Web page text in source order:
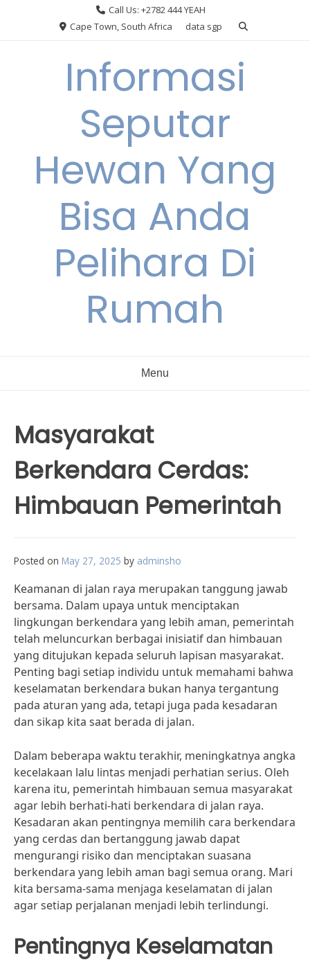
Call Us: +2782 444 YEAH
Cape Town, South Africa
data sgp
Informasi
Seputar
Hewan Yang
Bisa Anda
Pelihara Di
Rumah
Menu
Masyarakat
Berkendara Cerdas:
Himbauan Pemerintah
Posted on May 27, 2025 by adminsho
Keamanan di jalan raya merupakan tanggung jawab
bersama. Dalam upaya untuk menciptakan
lingkungan berkendara yang lebih aman, pemerintah
telah meluncurkan berbagai inisiatif dan himbauan
yang ditujukan kepada seluruh lapisan masyarakat.
Penting bagi setiap individu untuk memahami bahwa
keselamatan berkendara bukan hanya tergantung
pada aturan yang ada, tetapi juga pada kesadaran
dan sikap kita saat berada di jalan.
Dalam beberapa waktu terakhir, meningkatnya angka
kecelakaan lalu lintas menjadi perhatian serius. Oleh
karena itu, pemerintah himbauan semua masyarakat
agar lebih berhati-hati berkendara di jalan raya.
Kesadaran akan pentingnya memilih cara berkendara
yang cerdas dan bertanggung jawab dapat
mengurangi risiko dan menciptakan suasana
berkendara yang lebih aman bagi semua orang. Mari
kita bersama-sama menjaga keselamatan di jalan
agar setiap perjalanan menjadi lebih terlindungi.
Pentingnya Keselamatan